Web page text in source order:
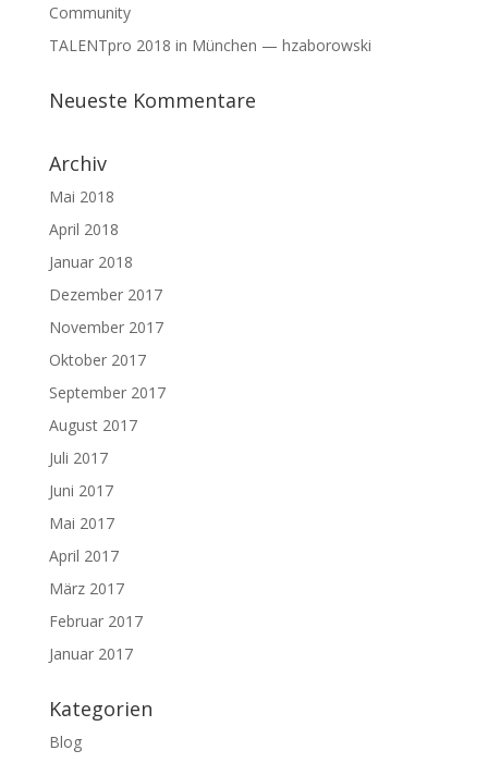
Community
TALENTpro 2018 in München — hzaborowski
Neueste Kommentare
Archiv
Mai 2018
April 2018
Januar 2018
Dezember 2017
November 2017
Oktober 2017
September 2017
August 2017
Juli 2017
Juni 2017
Mai 2017
April 2017
März 2017
Februar 2017
Januar 2017
Kategorien
Blog